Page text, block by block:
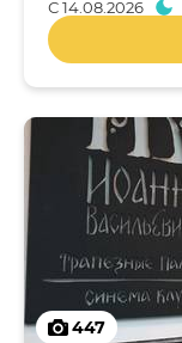
С14.08.2026
447